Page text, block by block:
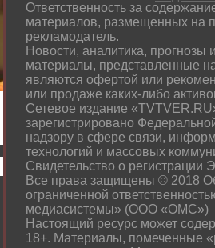
Ответственность за
материалов, размещенных на
рекламодатель.
Новости, аналитика, прогнозы
материалы, представленные
являются офертой или
или продаже каких-либо
Сетевое издание
зарегистрировано
надзору в сфере связи,
технологий и массовых
Свидетельство о
Все права защищены © 2018
ограниченной
медиасистемы» (ООО «ОМС»)
Настоящий ресурс может
18+. Материалы, помеченные «